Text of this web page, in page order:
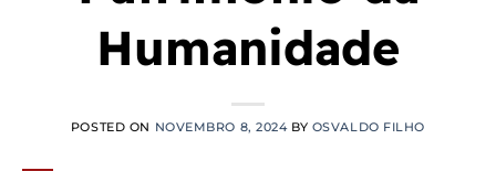
Humanidade
POSTED ON NOVEMBRO 8, 2024 BY OSVALDO FILHO